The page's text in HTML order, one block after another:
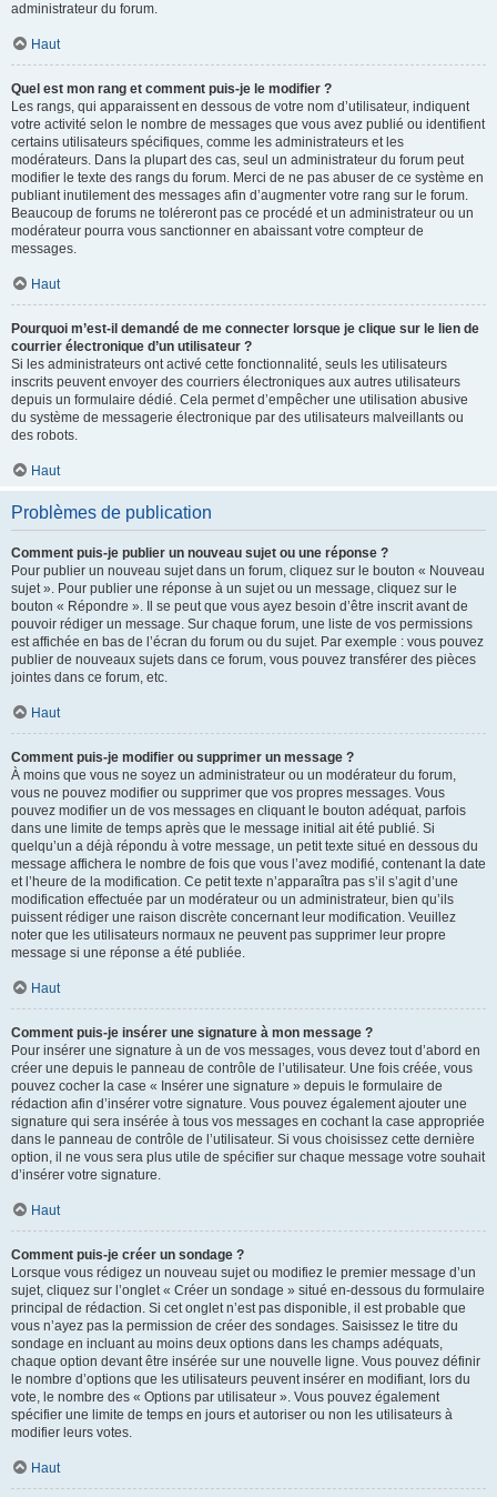
administrateur du forum.
Haut
Quel est mon rang et comment puis-je le modifier ?
Les rangs, qui apparaissent en dessous de votre nom d’utilisateur, indiquent
votre activité selon le nombre de messages que vous avez publié ou identifient
certains utilisateurs spécifiques, comme les administrateurs et les
modérateurs. Dans la plupart des cas, seul un administrateur du forum peut
modifier le texte des rangs du forum. Merci de ne pas abuser de ce système en
publiant inutilement des messages afin d’augmenter votre rang sur le forum.
Beaucoup de forums ne toléreront pas ce procédé et un administrateur ou un
modérateur pourra vous sanctionner en abaissant votre compteur de
messages.
Haut
Pourquoi m’est-il demandé de me connecter lorsque je clique sur le lien de
courrier électronique d’un utilisateur ?
Si les administrateurs ont activé cette fonctionnalité, seuls les utilisateurs
inscrits peuvent envoyer des courriers électroniques aux autres utilisateurs
depuis un formulaire dédié. Cela permet d’empêcher une utilisation abusive
du système de messagerie électronique par des utilisateurs malveillants ou
des robots.
Haut
Problèmes de publication
Comment puis-je publier un nouveau sujet ou une réponse ?
Pour publier un nouveau sujet dans un forum, cliquez sur le bouton « Nouveau
sujet ». Pour publier une réponse à un sujet ou un message, cliquez sur le
bouton « Répondre ». Il se peut que vous ayez besoin d’être inscrit avant de
pouvoir rédiger un message. Sur chaque forum, une liste de vos permissions
est affichée en bas de l’écran du forum ou du sujet. Par exemple : vous pouvez
publier de nouveaux sujets dans ce forum, vous pouvez transférer des pièces
jointes dans ce forum, etc.
Haut
Comment puis-je modifier ou supprimer un message ?
À moins que vous ne soyez un administrateur ou un modérateur du forum,
vous ne pouvez modifier ou supprimer que vos propres messages. Vous
pouvez modifier un de vos messages en cliquant le bouton adéquat, parfois
dans une limite de temps après que le message initial ait été publié. Si
quelqu’un a déjà répondu à votre message, un petit texte situé en dessous du
message affichera le nombre de fois que vous l’avez modifié, contenant la date
et l’heure de la modification. Ce petit texte n’apparaîtra pas s’il s’agit d’une
modification effectuée par un modérateur ou un administrateur, bien qu’ils
puissent rédiger une raison discrète concernant leur modification. Veuillez
noter que les utilisateurs normaux ne peuvent pas supprimer leur propre
message si une réponse a été publiée.
Haut
Comment puis-je insérer une signature à mon message ?
Pour insérer une signature à un de vos messages, vous devez tout d’abord en
créer une depuis le panneau de contrôle de l’utilisateur. Une fois créée, vous
pouvez cocher la case « Insérer une signature » depuis le formulaire de
rédaction afin d’insérer votre signature. Vous pouvez également ajouter une
signature qui sera insérée à tous vos messages en cochant la case appropriée
dans le panneau de contrôle de l’utilisateur. Si vous choisissez cette dernière
option, il ne vous sera plus utile de spécifier sur chaque message votre souhait
d’insérer votre signature.
Haut
Comment puis-je créer un sondage ?
Lorsque vous rédigez un nouveau sujet ou modifiez le premier message d’un
sujet, cliquez sur l’onglet « Créer un sondage » situé en-dessous du formulaire
principal de rédaction. Si cet onglet n’est pas disponible, il est probable que
vous n’ayez pas la permission de créer des sondages. Saisissez le titre du
sondage en incluant au moins deux options dans les champs adéquats,
chaque option devant être insérée sur une nouvelle ligne. Vous pouvez définir
le nombre d’options que les utilisateurs peuvent insérer en modifiant, lors du
vote, le nombre des « Options par utilisateur ». Vous pouvez également
spécifier une limite de temps en jours et autoriser ou non les utilisateurs à
modifier leurs votes.
Haut